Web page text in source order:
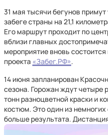
31 мая тысячи бегунов
забеге страны на 21,1
Его маршрут проходит по
вблизи главных
мероприятие вновь
проекта «Забег.РФ».
14 июня запланирован
сезона. Горожан ждут четыре
тонн разноцветной краски и
костюм. Это один из немногих
больше результата.